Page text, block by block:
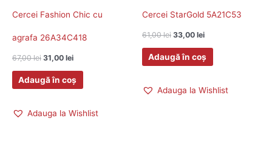
Cercei Fashion Chic cu
agrafa 26A34C418
67,00lei 31,00 lei
Adaugă în coș
Adauga la Wishlist
Cercei StarGold 5A21C53
61,00lei 33,00 lei
Adaugă în coș
Adauga la Wishlist